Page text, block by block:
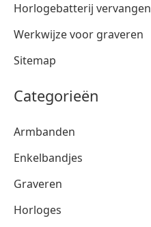
Horlogebatterij vervangen
Werkwijze voor graveren
Sitemap
Categorieën
Armbanden
Enkelbandjes
Graveren
Horloges